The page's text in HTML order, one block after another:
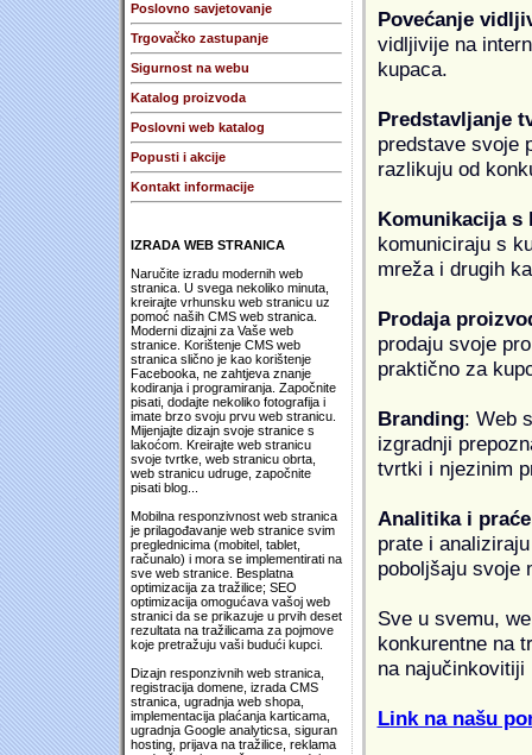
Poslovno savjetovanje
Trgovačko zastupanje
Sigurnost na webu
Katalog proizvoda
Poslovni web katalog
Popusti i akcije
Kontakt informacije
IZRADA WEB STRANICA
Naručite izradu modernih web
stranica. U svega nekoliko minuta,
kreirajte vrhunsku web stranicu uz
pomoć naših CMS web stranica.
Moderni dizajni za Vaše web
stranice. Korištenje CMS web
stranica slično je kao korištenje
Facebooka, ne zahtjeva znanje
kodiranja i programiranja. Započnite
pisati, dodajte nekoliko fotografija i
imate brzo svoju prvu web stranicu.
Mijenjajte dizajn svoje stranice s
lakoćom. Kreirajte web stranicu
svoje tvrtke, web stranicu obrta,
web stranicu udruge, započnite
pisati blog...
Mobilna responzivnost web stranica
je prilagođavanje web stranice svim
preglednicima (mobitel, tablet,
računalo) i mora se implementirati na
sve web stranice. Besplatna
optimizacija za tražilice; SEO
optimizacija omogućava vašoj web
stranici da se prikazuje u prvih deset
rezultata na tražilicama za pojmove
koje pretražuju vaši budući kupci.
Dizajn responzivnih web stranica,
registracija domene, izrada CMS
stranica, ugradnja web shopa,
implementacija plaćanja karticama,
ugradnja Google analyticsa, siguran
hosting, prijava na tražilice, reklama
Povećanje
vidljivije na
kupaca.
Predstavljanje
predstave svoje
razlikuju od
Komunikacija s
komuniciraju s
mreža i drugih
Prodaja
prodaju svoje
praktično za
Branding: Web
izgradnji
tvrtki i njezinim
Analitika i
prate i
poboljšaju svoje
Sve u svemu,
konkurentne na
na najučinkovitiji
Link na našu